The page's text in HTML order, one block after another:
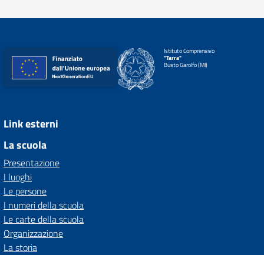
Istituto Comprensivo
"Tarra"
Busto Garolfo (MI)
Link esterni
La scuola
Presentazione
I luoghi
Le persone
I numeri della scuola
Le carte della scuola
Organizzazione
La storia